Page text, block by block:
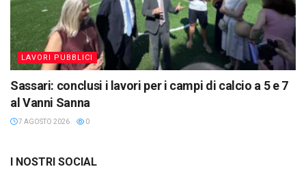
LAVORI PUBBLICI
Sassari: conclusi i lavori per i campi di calcio a 5 e 7
al Vanni Sanna
7 AGOSTO 2026 0
I NOSTRI SOCIAL